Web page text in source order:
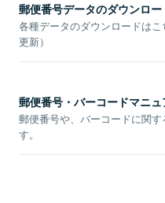
郵便番号データのダウンロー
各種データのダウンロードは
更新）
郵便番号・バーコードマニュ
郵便番号や、バーコードに関
す。